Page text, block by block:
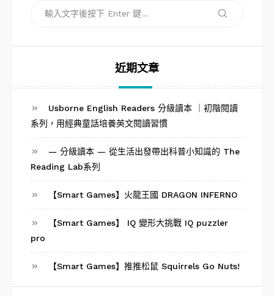
搜
近期文章
Usborne English Readers 分級讀本 ｜初階閱讀
系列，用經典童話培養英文閱讀習慣
— 分級讀本 — 從生活出發帶出科普小知識的 The
Reading Lab系列
【Smart Games】火龍王國 DRAGON INFERNO
【Smart Games】 IQ 變形大挑戰 IQ puzzler
pro
【Smart Games】推推松鼠 Squirrels Go Nuts!